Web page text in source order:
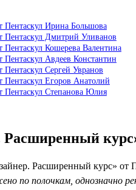
Пентаскул Ирина Большова
Пентаскул Дмитрий Уливанов
Кошерева Валентина
Авдеев Константин
Сергей Увранов
Пентаскул Егоров Анатолий
Пентаскул Степанова Юлия
Расширенный
Расширенный курс»
по полочкам, однозначно